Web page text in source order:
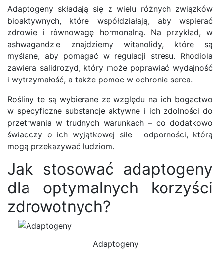
Adaptogeny składają się z wielu różnych związków
bioaktywnych, które współdziałają, aby wspierać
zdrowie i równowagę hormonalną. Na przykład, w
ashwagandzie znajdziemy witanolidy, które są
myślane, aby pomagać w regulacji stresu. Rhodiola
zawiera salidrozyd, który może poprawiać wydajność
i wytrzymałość, a także pomoc w ochronie serca.
Rośliny te są wybierane ze względu na ich bogactwo
w specyficzne substancje aktywne i ich zdolności do
przetrwania w trudnych warunkach – co dodatkowo
świadczy o ich wyjątkowej sile i odporności, którą
mogą przekazywać ludziom.
Jak stosować adaptogeny
dla optymalnych korzyści
zdrowotnych?
Adaptogeny